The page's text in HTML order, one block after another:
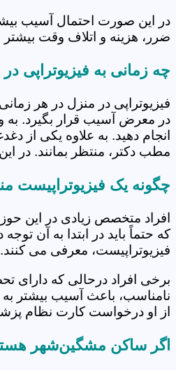
در این صورت احتمال آسیب
ضرر، هزینه و اتلاف وقت بیشتر
چه زمانی به فیزیوتراپی
فیزیوتراپی در منزل در هر
در معرض آسیب قرار بگیرد. به
انجام دهید. به علاوه یکی از
مطب دکتر، منتظر بمانند. در
چگونه یک فیزیوتراپیست
افراد متخصص زیادی در این
که حتماً باید در ابتدا به آن
فیزیوتراپیست، معرفی می کنند.
برخی افراد درحالی که دارای
نامناسب، باعث آسیب بیشتر به
از او درخواست کارت نظام
اگر ساکن مشگین‌شهر